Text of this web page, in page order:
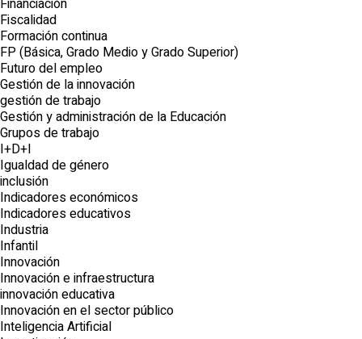
Financiación
Fiscalidad
Formación continua
FP (Básica, Grado Medio y Grado Superior)
Futuro del empleo
Gestión de la innovación
gestión de trabajo
Gestión y administración de la Educación
Grupos de trabajo
I+D+I
Igualdad de género
inclusión
Indicadores económicos
Indicadores educativos
Industria
Infantil
Innovación
Innovación e infraestructura
innovación educativa
Innovación en el sector público
Inteligencia Artificial